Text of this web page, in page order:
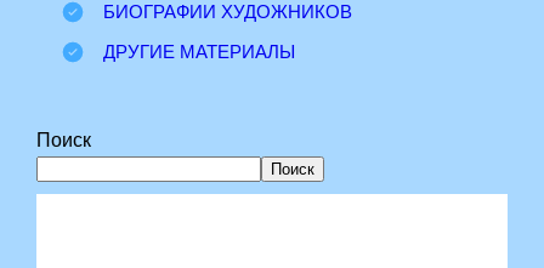
БИОГРАФИИ ХУДОЖНИКОВ
ДРУГИЕ МАТЕРИАЛЫ
Поиск
Поиск